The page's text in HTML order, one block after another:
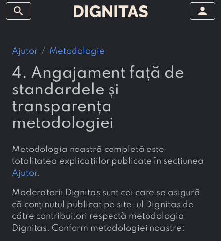
search person
Ajutor Metodologie
4. Angajament față de
standardele și
transparența
metodologiei
Metodologia noastră completă este
totalitatea explicațiilor publicate în secțiunea
Ajutor.
Moderatorii Dignitas sunt cei care se asigură
că conținutul publicat pe site-ul Dignitas de
către contribuitori respectă metodologia
Dignitas. Conform metodologiei noastre: